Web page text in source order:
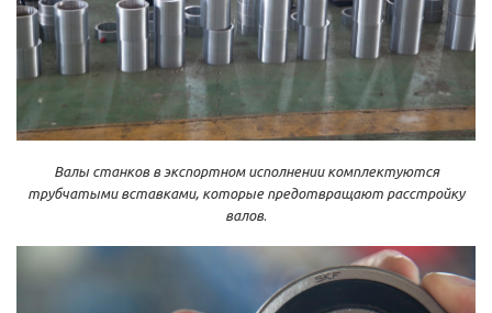
Валы станков в экспортном исполнении комплектуются
трубчатыми вставками, которые предотвращают расстройку
валов.